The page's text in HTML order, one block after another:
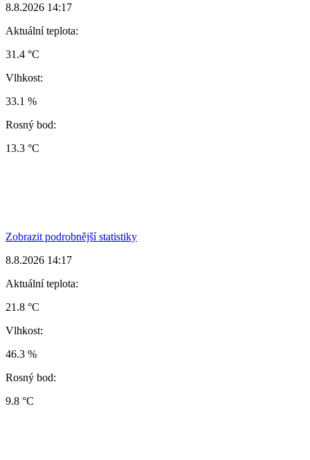
8.8.2026 14:17
Aktuální teplota:
31.4 °C
Vlhkost:
33.1 %
Rosný bod:
13.3 °C
Zobrazit podrobnější statistiky
8.8.2026 14:17
Aktuální teplota:
21.8 °C
Vlhkost:
46.3 %
Rosný bod:
9.8 °C